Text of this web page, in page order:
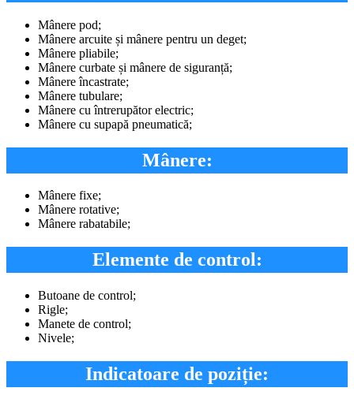
Mânere pod;
Mânere arcuite și mânere pentru un deget;
Mânere pliabile;
Mânere curbate și mânere de siguranță;
Mânere încastrate;
Mânere tubulare;
Mânere cu întrerupător electric;
Mânere cu supapă pneumatică;
Mânere:
Mânere fixe;
Mânere rotative;
Mânere rabatabile;
Elemente de control:
Butoane de control;
Rigle;
Manete de control;
Nivele;
Indicatoare de poziție: